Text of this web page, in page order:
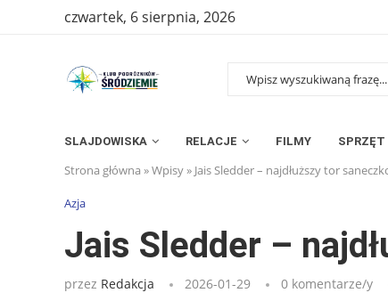
czwartek, 6 sierpnia, 2026
SLAJDOWISKA RELACJE FILMY SPRZĘT
Strona główna »Wpisy» Jais Sledder – najdłuższy tor
Azja
Jais Sledder –
przez Redakcja 2026-01-29 0 komentarze/y